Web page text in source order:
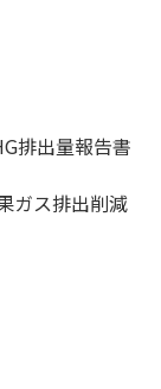
排出量報告書
ガス排出削減